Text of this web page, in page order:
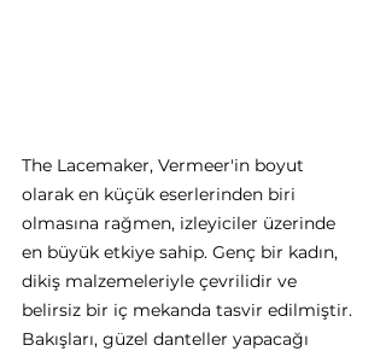
The Lacemaker, Vermeer'in boyut
olarak en küçük eserlerinden biri
olmasına rağmen, izleyiciler üzerinde
en büyük etkiye sahip. Genç bir kadın,
dikiş malzemeleriyle çevrilidir ve
belirsiz bir iç mekanda tasvir edilmiştir.
Bakışları, güzel danteller yapacağı